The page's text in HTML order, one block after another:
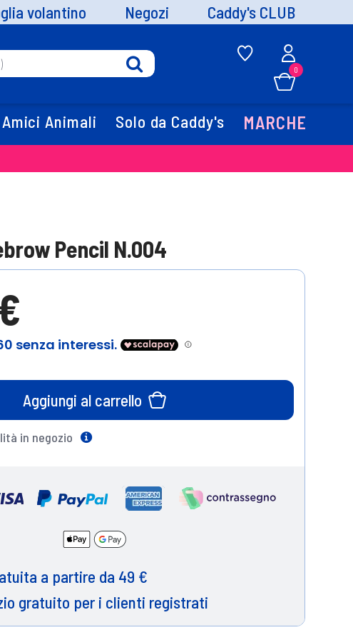
volantino Negozi Caddy's CLUB
0
Amici Animali Solo da Caddy's MARCHE
Pencil N.004
Aggiungi al carrello
in negozio
a partire da 49 €
gratuito per i clienti registrati